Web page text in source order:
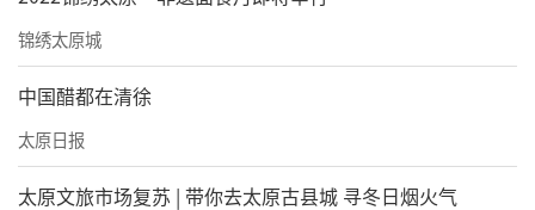
锦绣太原城
中国醋都在清徐
太原日报
太原文旅市场复苏 | 带你去太原古县城 寻冬日烟火气